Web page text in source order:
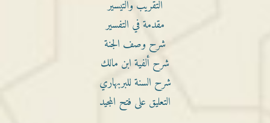
التقريب والتيسير
مقدمة في التفسير
شرح وصف الجنة
شرح ألفية ابن مالك
شرح السنة للبربهاري
التعليق على فتح المجيد